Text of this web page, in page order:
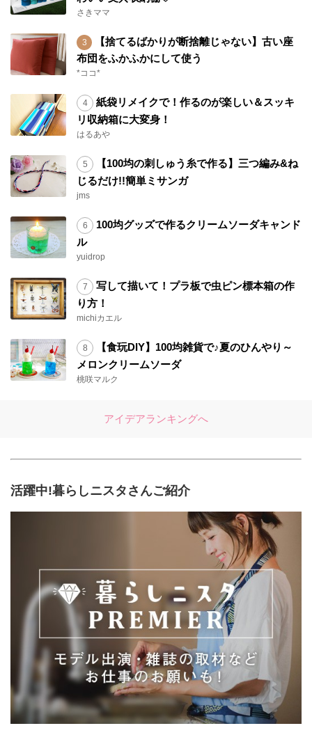
さきママ
【捨てるばかりが断捨離じゃない】古い座
布団をふかふかにして使う
*ココ*
紙袋リメイクで！作るのが楽しい＆スッキ
リ収納箱に大変身！
はるあや
【100均の刺しゅう糸で作る】三つ編み&ね
じるだけ!!簡単ミサンガ
jms
100均グッズで作るクリームソーダキャンド
ル
yuidrop
写して描いて！プラ板で虫ピン標本箱の作
り方！
michiカエル
【食玩DIY】100均雑貨で♪夏のひんやり～
メロンクリームソーダ
桃咲マルク
アイデアランキングへ
活躍中!暮らしニスタさんご紹介